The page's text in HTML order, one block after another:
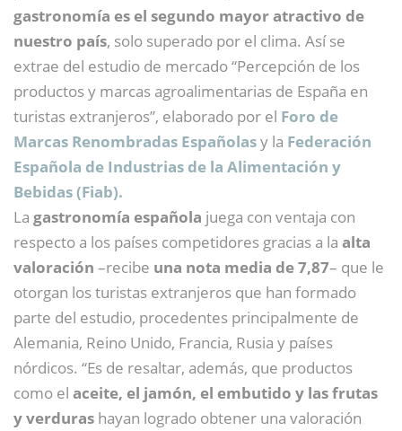
gastronomía es el segundo mayor atractivo de
nuestro país, solo superado por el clima. Así se
extrae del estudio de mercado “Percepción de los
productos y marcas agroalimentarias de España en
turistas extranjeros”, elaborado por el Foro de
Marcas Renombradas Españolasy la Federación
Española de Industrias de la Alimentación y
Bebidas (Fiab).
La gastronomía española juega con ventaja con
respecto a los países competidores gracias a la alta
valoración –recibe una nota media de 7,87– que le
otorgan los turistas extranjeros que han formado
parte del estudio, procedentes principalmente de
Alemania, Reino Unido, Francia, Rusia y países
nórdicos. “Es de resaltar, además, que productos
como el aceite, el jamón, el embutido y las frutas
y verduras hayan logrado obtener una valoración